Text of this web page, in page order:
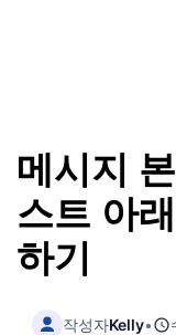
메시지
스트 아
하기
작성자Kelly•